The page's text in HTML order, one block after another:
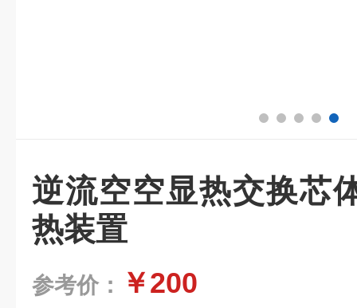
逆流空空显热交换芯
热装置
参考价： ￥200